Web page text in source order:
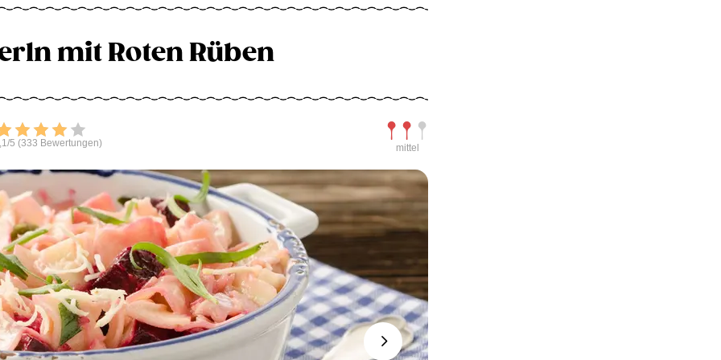
mit Roten Rüben
Bewerten
5 (333 Bewertungen)
Schwierigkeit
mittel
Next